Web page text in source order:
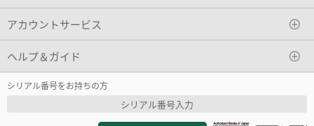
アカウントサービス
ヘルプ＆ガイド
シリアル番号をお持ちの方
シリアル番号入力